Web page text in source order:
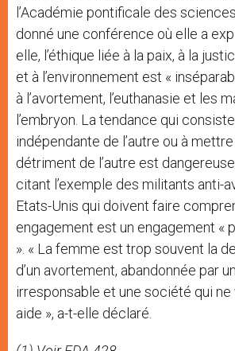
l’Académie pontificale des
donné une conférence où elle a
elle, l’éthique liée à la paix, à la
et à l’environnement est «
à l’avortement, l’euthanasie et les
l’embryon. La tendance qui
indépendante de l’autre ou à mettre
détriment de l’autre est
citant l’exemple des militants anti-
Etats-Unis qui doivent faire
engagement est un engagement «
». « La femme est trop souvent la
d’un avortement, abandonnée par
irresponsable et une société qui ne
aide », a-t-elle déclaré.